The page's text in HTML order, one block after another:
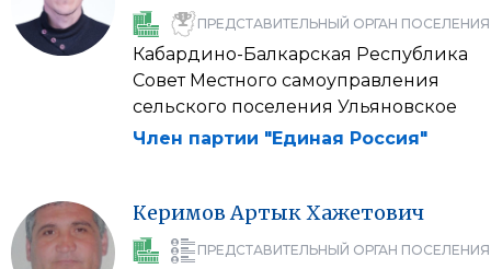
ПРЕДСТАВИТЕЛЬНЫЙ ОРГАН ПОСЕЛЕНИЯ
Кабардино-Балкарская Республика
Совет Местного самоуправления
сельского поселения Ульяновское
Член партии "Единая Россия"
Керимов АртыкХажетович
ПРЕДСТАВИТЕЛЬНЫЙ ОРГАН ПОСЕЛЕНИЯ